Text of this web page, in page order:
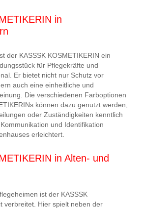
in
der KASSSK KOSMETIKERIN ein
für Pflegekräfte und
Er bietet nicht nur Schutz vor
auch eine einheitliche und
Die verschiedenen Farboptionen
können dazu genutzt werden,
oder Zuständigkeiten kenntlich
und Identifikation
erleichtert.
in Alten- und
ist der KASSSK
verbreitet. Hier spielt neben der